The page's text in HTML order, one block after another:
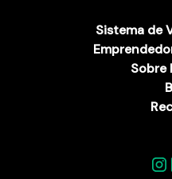
Sistema de
Sobre